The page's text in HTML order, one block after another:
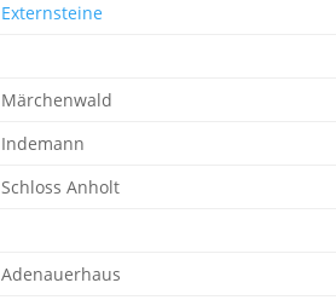
Externsteine
Märchenwald
Indemann
Schloss Anholt
Adenauerhaus